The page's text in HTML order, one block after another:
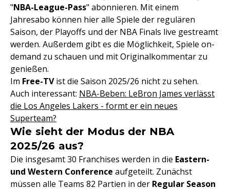
"NBA-League-Pass" abonnieren. Mit einem
Jahresabo können hier alle Spiele der regulären
Saison, der Playoffs und der NBA Finals live gestreamt
werden. Außerdem gibt es die Möglichkeit, Spiele on-
demand zu schauen und mit Originalkommentar zu
genießen.
Im Free-TVist die Saison 2025/26 nicht zu sehen.
Auch interessant: NBA-Beben: LeBron James verlässt
die Los Angeles Lakers - formt er ein neues
Superteam?
Wie sieht der Modus der NBA
2025/26 aus?
Die insgesamt 30 Franchises werden in die Eastern-
und Western Conference aufgeteilt. Zunächst
müssen alle Teams 82 Partien in der Regular Season